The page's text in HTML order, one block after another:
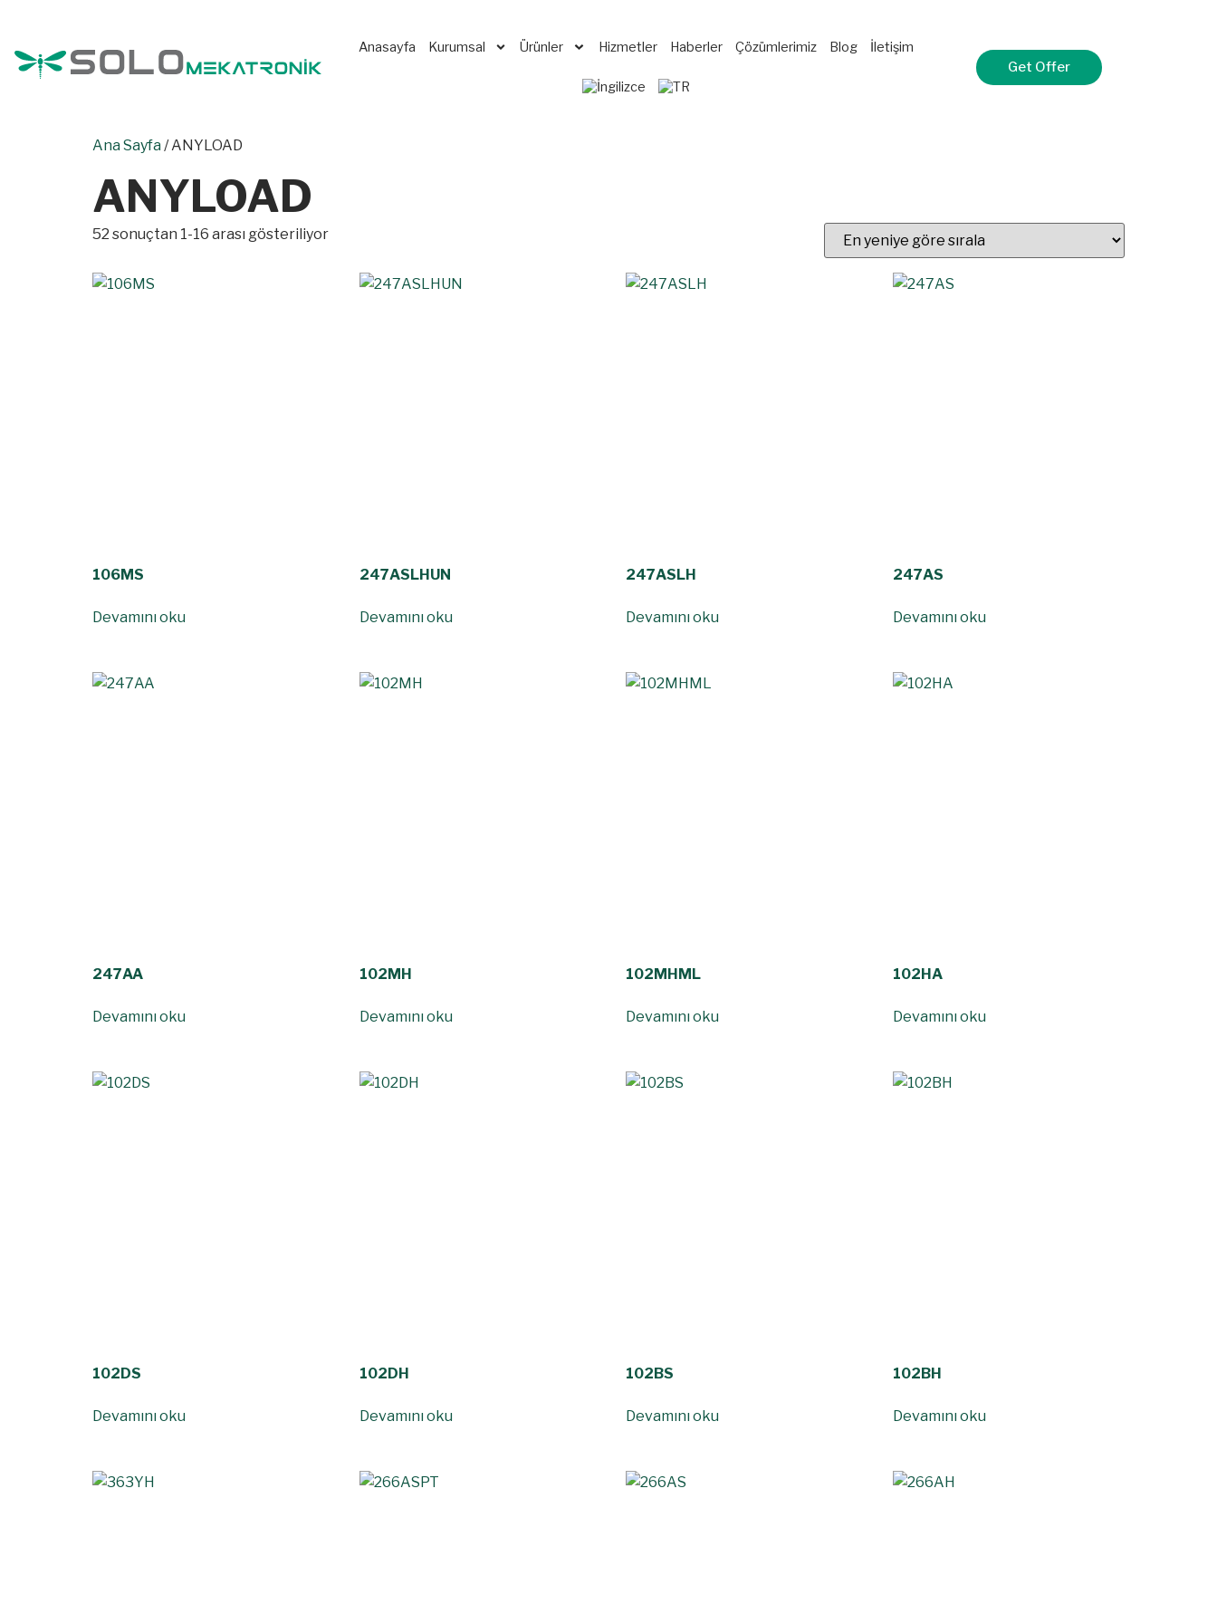
Anasayfa Kurumsal Ürünler Hizmetler Haberler Çözümlerimiz Blog
İletişim
Get Offer
Ana Sayfa / ANYLOAD
ANYLOAD
52 sonuçtan 1-16 arası gösteriliyor
106MS
Devamını oku
247ASLHUN
Devamını oku
247ASLH
Devamını oku
247AS
Devamını oku
247AA
Devamını oku
102MH
Devamını oku
102MHML
Devamını oku
102HA
Devamını oku
102DS
Devamını oku
102DH
Devamını oku
102BS
Devamını oku
102BH
Devamını oku